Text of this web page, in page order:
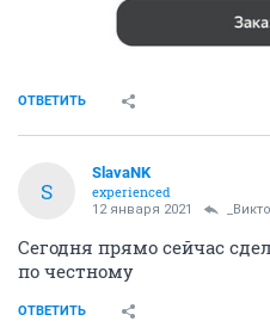
ОТВЕТИТЬ
S
SlavaNK
experienced
12 января 2021
Сегодня прямо сейчас
по честному
ОТВЕТИТЬ